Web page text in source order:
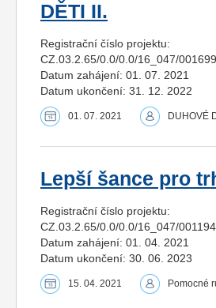
DĚTI II.
Registrační číslo projektu:
CZ.03.2.65/0.0/0.0/16_047/
Datum zahájení: 01. 07. 2021
Datum ukončení: 31. 12. 2022
01. 07. 2021 DUHOVÉ
Lepší šance pro
Registrační číslo projektu:
CZ.03.2.65/0.0/0.0/16_047/
Datum zahájení: 01. 04. 2021
Datum ukončení: 30. 06. 2023
15. 04. 2021 Pomocné